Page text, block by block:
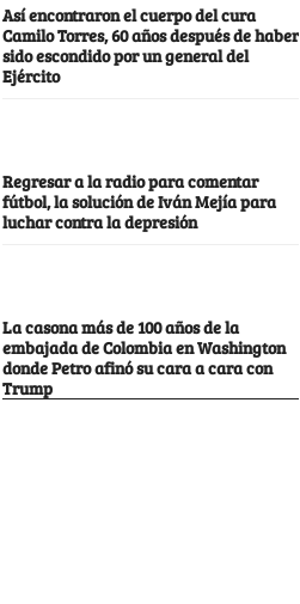
Así encontraron el cuerpo del cura
Camilo Torres, 60 años después de haber
sido escondido por un general del
Ejército
Regresar a la radio para comentar
fútbol, la solución de Iván Mejía para
luchar contra la depresión
La casona más de 100 años de la
embajada de Colombia en Washington
donde Petro afinó su cara a cara con
Trump